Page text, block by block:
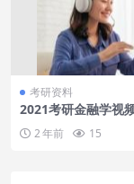
考研资料
2021考研金融学视
2 年前 15